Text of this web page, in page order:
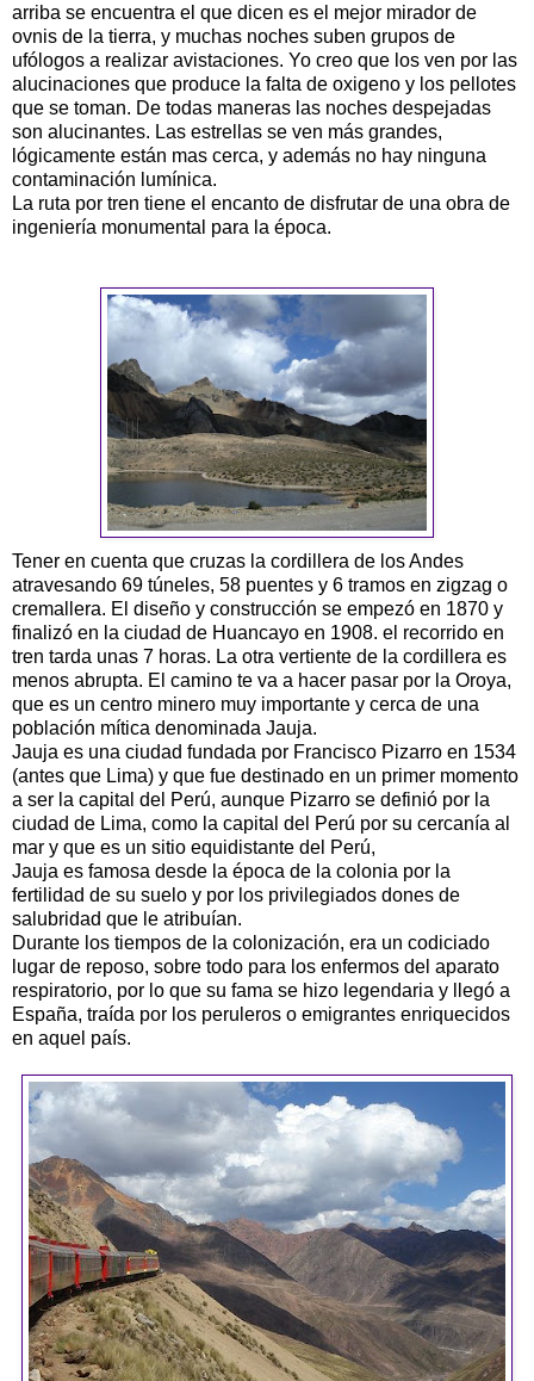
arriba se encuentra el que dicen es el mejor mirador de
ovnis de la tierra, y muchas noches suben grupos de
ufólogos a realizar avistaciones. Yo creo que los ven por las
alucinaciones que produce la falta de oxigeno y los pellotes
que se toman. De todas maneras las noches despejadas
son alucinantes. Las estrellas se ven más grandes,
lógicamente están mas cerca, y además no hay ninguna
contaminación lumínica.
La ruta por tren tiene el encanto de disfrutar de una obra de
ingeniería monumental para la época.
Tener en cuenta que cruzas la cordillera de los Andes
atravesando 69 túneles, 58 puentes y 6 tramos en zigzag o
cremallera. El diseño y construcción se empezó en 1870 y
finalizó en la ciudad de Huancayo en 1908. el recorrido en
tren tarda unas 7 horas. La otra vertiente de la cordillera es
menos abrupta. El camino te va a hacer pasar por la Oroya,
que es un centro minero muy importante y cerca de una
población mítica denominada Jauja.
Jauja es una ciudad fundada por Francisco Pizarro en 1534
(antes que Lima) y que fue destinado en un primer momento
a ser la capital del Perú, aunque Pizarro se definió por la
ciudad de Lima, como la capital del Perú por su cercanía al
mar y que es un sitio equidistante del Perú,
Jauja es famosa desde la época de la colonia por la
fertilidad de su suelo y por los privilegiados dones de
salubridad que le atribuían.
Durante los tiempos de la colonización, era un codiciado
lugar de reposo, sobre todo para los enfermos del aparato
respiratorio, por lo que su fama se hizo legendaria y llegó a
España, traída por los peruleros o emigrantes enriquecidos
en aquel país.